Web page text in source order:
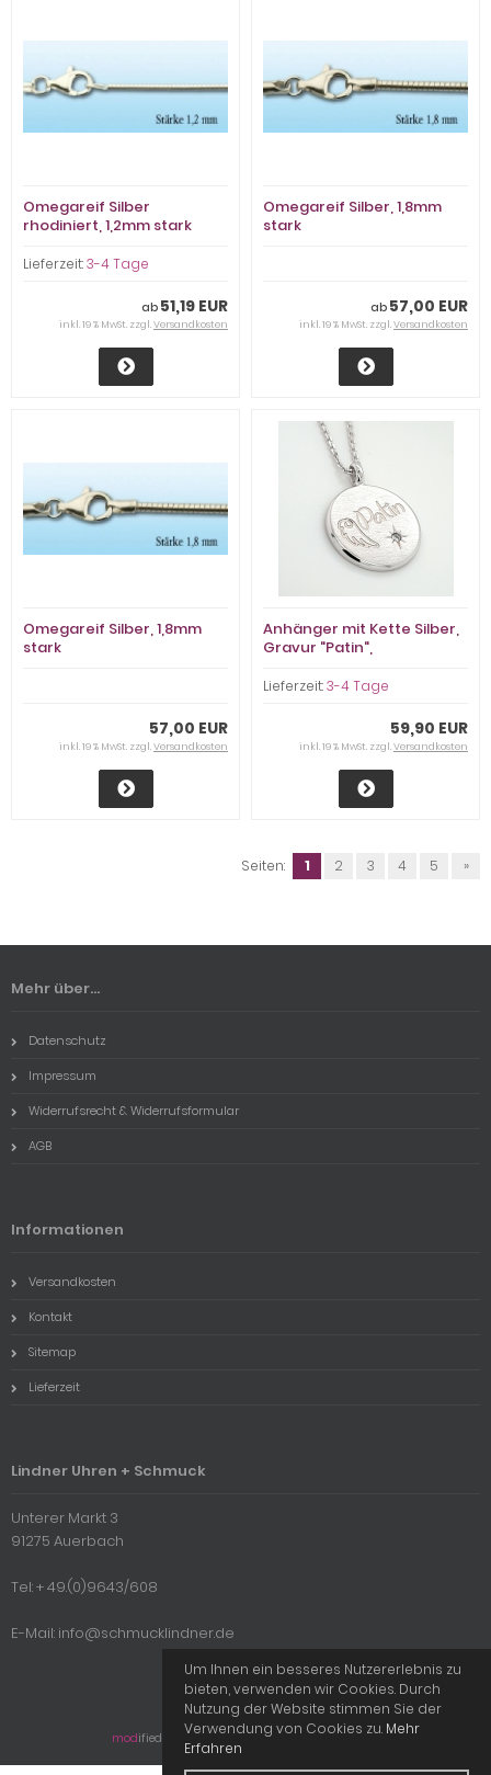
Omegareif Silber
rhodiniert, 1,2mm stark
Lieferzeit:3-4 Tage
ab 51,19 EUR
inkl. 19 % MwSt. zzgl.Versandkosten
Omegareif Silber, 1,8mm
stark
ab 57,00 EUR
inkl. 19 % MwSt. zzgl.Versandkosten
Omegareif Silber, 1,8mm
stark
57,00 EUR
inkl. 19 % MwSt. zzgl.Versandkosten
Anhänger mit Kette Silber,
Gravur "Patin",
Lieferzeit:3-4 Tage
59,90 EUR
inkl. 19 % MwSt. zzgl.Versandkosten
Seiten: 1 2 3 4 5 »
Mehr über...
Datenschutz
Impressum
Widerrufsrecht & Widerrufsformular
AGB
Informationen
Versandkosten
Kontakt
Sitemap
Lieferzeit
Lindner Uhren + Schmuck
Unterer Markt 3
91275 Auerbach
Tel: + 49.(0)9643/608
E-Mail: info@schmucklindner.de
modified eCommerce Shopsoftware © 2009-2026
Um Ihnen ein besseres Nutzererlebnis zu
bieten, verwenden wir Cookies. Durch
Nutzung der Website stimmen Sie der
Verwendung von Cookies zu. Mehr
Erfahren